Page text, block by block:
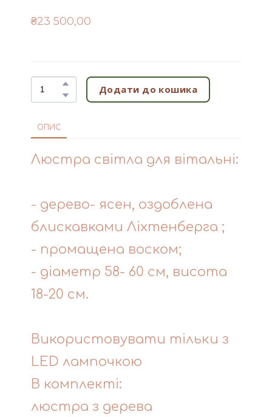
₴23 500,00
Додати до кошика
ОПИС
Люстра світла для вітальні:
- дерево- ясен, оздоблена
блискавками Ліхтенберга ;
- промащена воском;
- діаметр 58- 60 см, висота
18-20 см.
Використовувати тільки з
LED лампочкою
В комплекті:
люстра з дерева